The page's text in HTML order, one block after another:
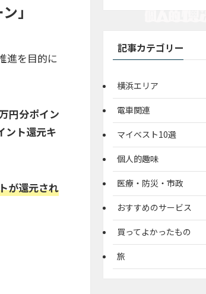
」
進を目的に
円分ポイン
ント還元キ
が還元され
記事カテゴリー
横浜エリア
電車関連
マイベスト10選
個人的趣味
医療・防災・市政
おすすめのサービス
買ってよかったもの
旅